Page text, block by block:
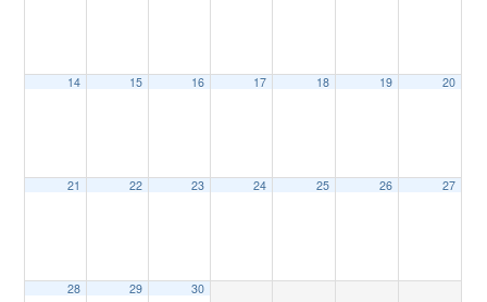
14 15 16 17 18 19 20
21 22 23 24 25 26 27
28 29 30